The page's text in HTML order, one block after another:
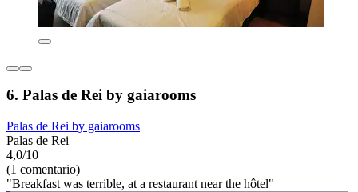
6. Palas de Rei by gaiarooms
Palas de Rei by gaiarooms
Palas de Rei
4,0/10
(1 comentario)
"Breakfast was terrible, at a restaurant near the hôtel"